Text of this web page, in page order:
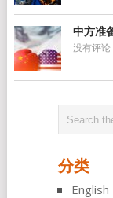
中方准
没有评论
分类
English